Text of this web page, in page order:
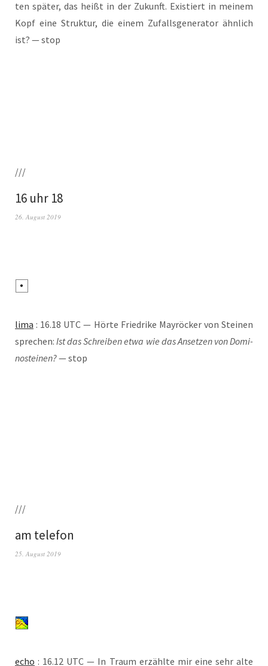
ten spä­ter, das heißt in der Zukunft. Exis­tiert in mei­nem
Kopf eine Struk­tur, die einem Zufalls­ge­nera­tor ähn­lich
ist? — stop
///
16 uhr 18
26. August 2019
lima : 16.18 UTC — Hör­te Fried­ri­ke May­rö­cker von Stei­nen
spre­chen:Ist das Schrei­ben etwa wie das Anset­zen von Domi­
no­stei­nen?— stop
///
am telefon
25. August 2019
echo : 16.12 UTC — In Traum erzähl­te mir eine sehr alte